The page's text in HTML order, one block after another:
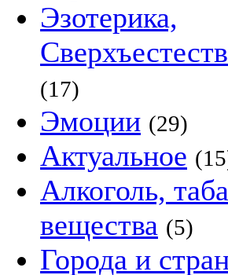
Эзотерика,
(17)
Эмоции (29)
Актуальное
Алкоголь,
вещества (5)
Города и